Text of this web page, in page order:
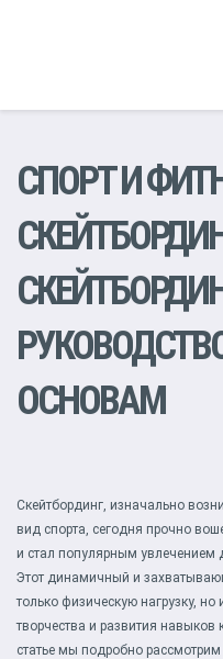
СПОРТ И
ОСНОВАМ
Скейтбординг, изначально
вид спорта, сегодня прочно
и стал популярным
Этот динамичный и
только физическую нагрузку,
творчества и развития
статье мы подробно